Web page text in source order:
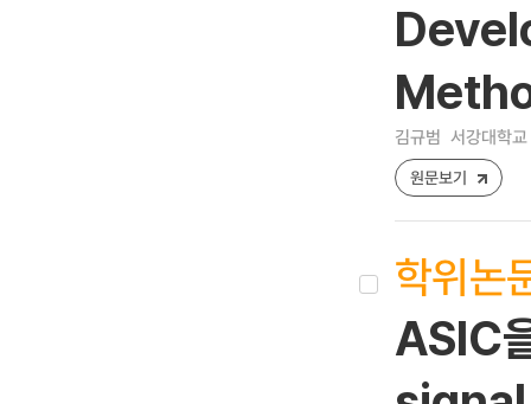
김규범 서강대학
원문보기
학위논
ASIC